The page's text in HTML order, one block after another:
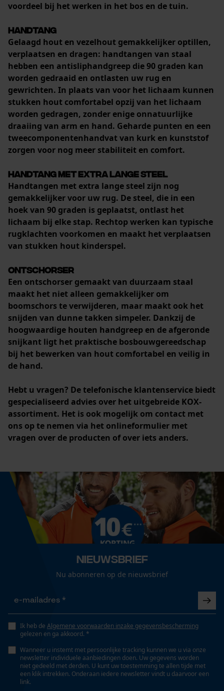
voordeel bij het werken in het bos en de tuin.
Handtang
Gelaagd hout en vezelhout gemakkelijker optillen,
verplaatsen en dragen: handtangen van staal
hebben een antisliphandgreep die 90 graden kan
worden gedraaid en ontlasten uw rug en
gewrichten. In plaats van voor het lichaam kunnen
stukken hout comfortabel opzij van het lichaam
worden gedragen, zonder enige onnatuurlijke
draaiing van arm en hand. Geharde punten en een
tweecomponentenhandvat van kurk en kunststof
zorgen voor nog meer stabiliteit en comfort.
Handtang met extra lange steel
Handtangen met extra lange steel zijn nog
gemakkelijker voor uw rug. De steel, die in een
hoek van 90 graden is geplaatst, ontlast het
lichaam bij elke stap. Rechtop werken kan typische
rugklachten voorkomen en maakt het verplaatsen
van stukken hout kinderspel.
Ontschorser
Een ontschorser gemaakt van duurzaam staal
maakt het niet alleen gemakkelijker om
boomschors te verwijderen, maar maakt ook het
snijden van dunne takken simpeler. Dankzij de
hoogwaardige houten handgreep en de afgeronde
snijkant ligt het praktische bosbouwgereedschap
bij het bewerken van hout comfortabel en veilig in
de hand.
Hebt u vragen? De telefonische klantenservice biedt
gespecialiseerd advies over het uitgebreide KOX-
assortiment. Het is ook mogelijk om contact met
ons op te nemen via het onlineformulier met
vragen over de producten of over iets anders.
Nieuwsbrief
Nu abonneren op de nieuwsbrief
Ik heb de Algemene voorwaarden inzake gegevensbescherming
gelezen en ga akkoord. *
Wanneer u instemt met persoonlijke tracking kunnen we u via onze
newsletter individuele aanbiedingen doen. Uw gegevens worden
niet gedeeld met derden. U kunt uw toestemming te allen tijde met
een klik intrekken. Onderaan iedere newsletter vindt u daarvoor een
link.